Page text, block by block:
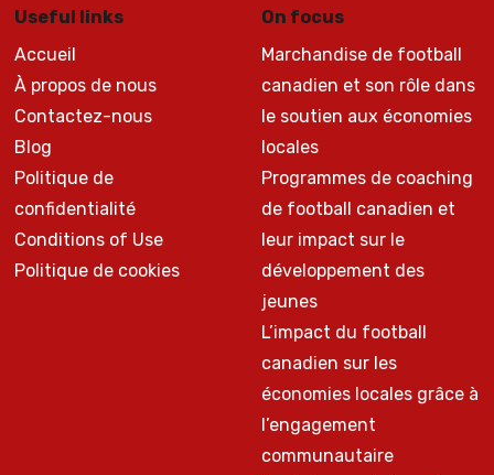
Useful links
Accueil
À propos de nous
Contactez-nous
Blog
Politique de
confidentialité
Conditions of Use
Politique de cookies
On focus
Marchandise de football
canadien et son rôle dans
le soutien aux économies
locales
Programmes de coaching
de football canadien et
leur impact sur le
développement des
jeunes
L’impact du football
canadien sur les
économies locales grâce à
l’engagement
communautaire